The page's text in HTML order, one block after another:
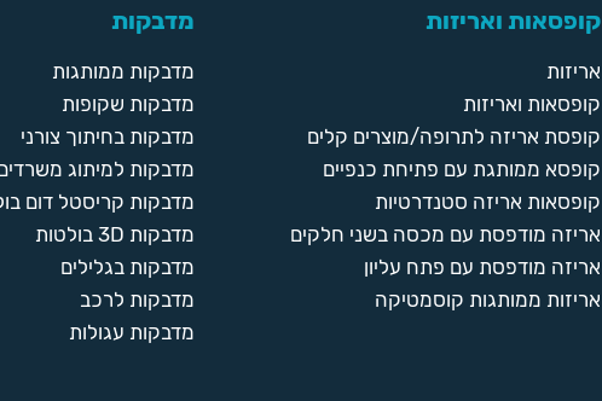
קופסאות ואריזות
אריזות
קופסאות ואריזות
קופסת אריזה לתרופה/מוצרים קלים
קופסא ממותגת עם פתיחת כנפיים
קופסאות אריזה סטנדרטיות
אריזה מודפסת עם מכסה בשני חלקים
אריזה מודפסת עם פתח עליון
אריזות ממותגות קוסמטיקה
מדבקות
מדבקות ממותגות
מדבקות שקופות
מדבקות בחיתוך צורני
מדבקות למיתוג
מדבקות קריסטל דום
מדבקות 3D בולטות
מדבקות בגלילים
מדבקות לרכב
מדבקות עגולות